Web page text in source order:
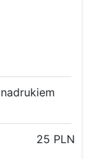
25 PLN